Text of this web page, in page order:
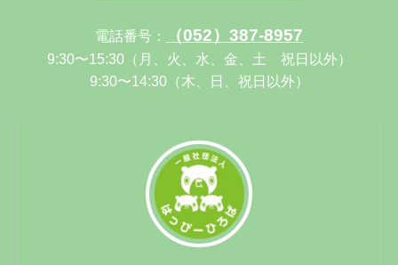
電話番号： （052）387-8957
9:30〜15:30（月、火、水、金、土 祝日以外）
9:30〜14:30（木、日、祝日以外）